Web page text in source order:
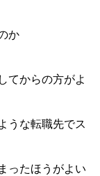
か
てからの方がよ
うな転職先でス
ったほうがよい